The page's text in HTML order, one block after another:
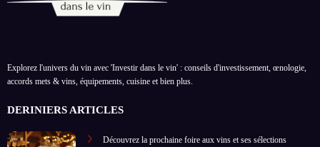
Explorez l'univers du vin avec 'Investir dans le vin' : conseils d'investissement, œnologie,
accords mets & vins, équipements, cuisine et bien plus.
DERINIERS ARTICLES
Découvrez la prochaine foire aux vins et ses sélections